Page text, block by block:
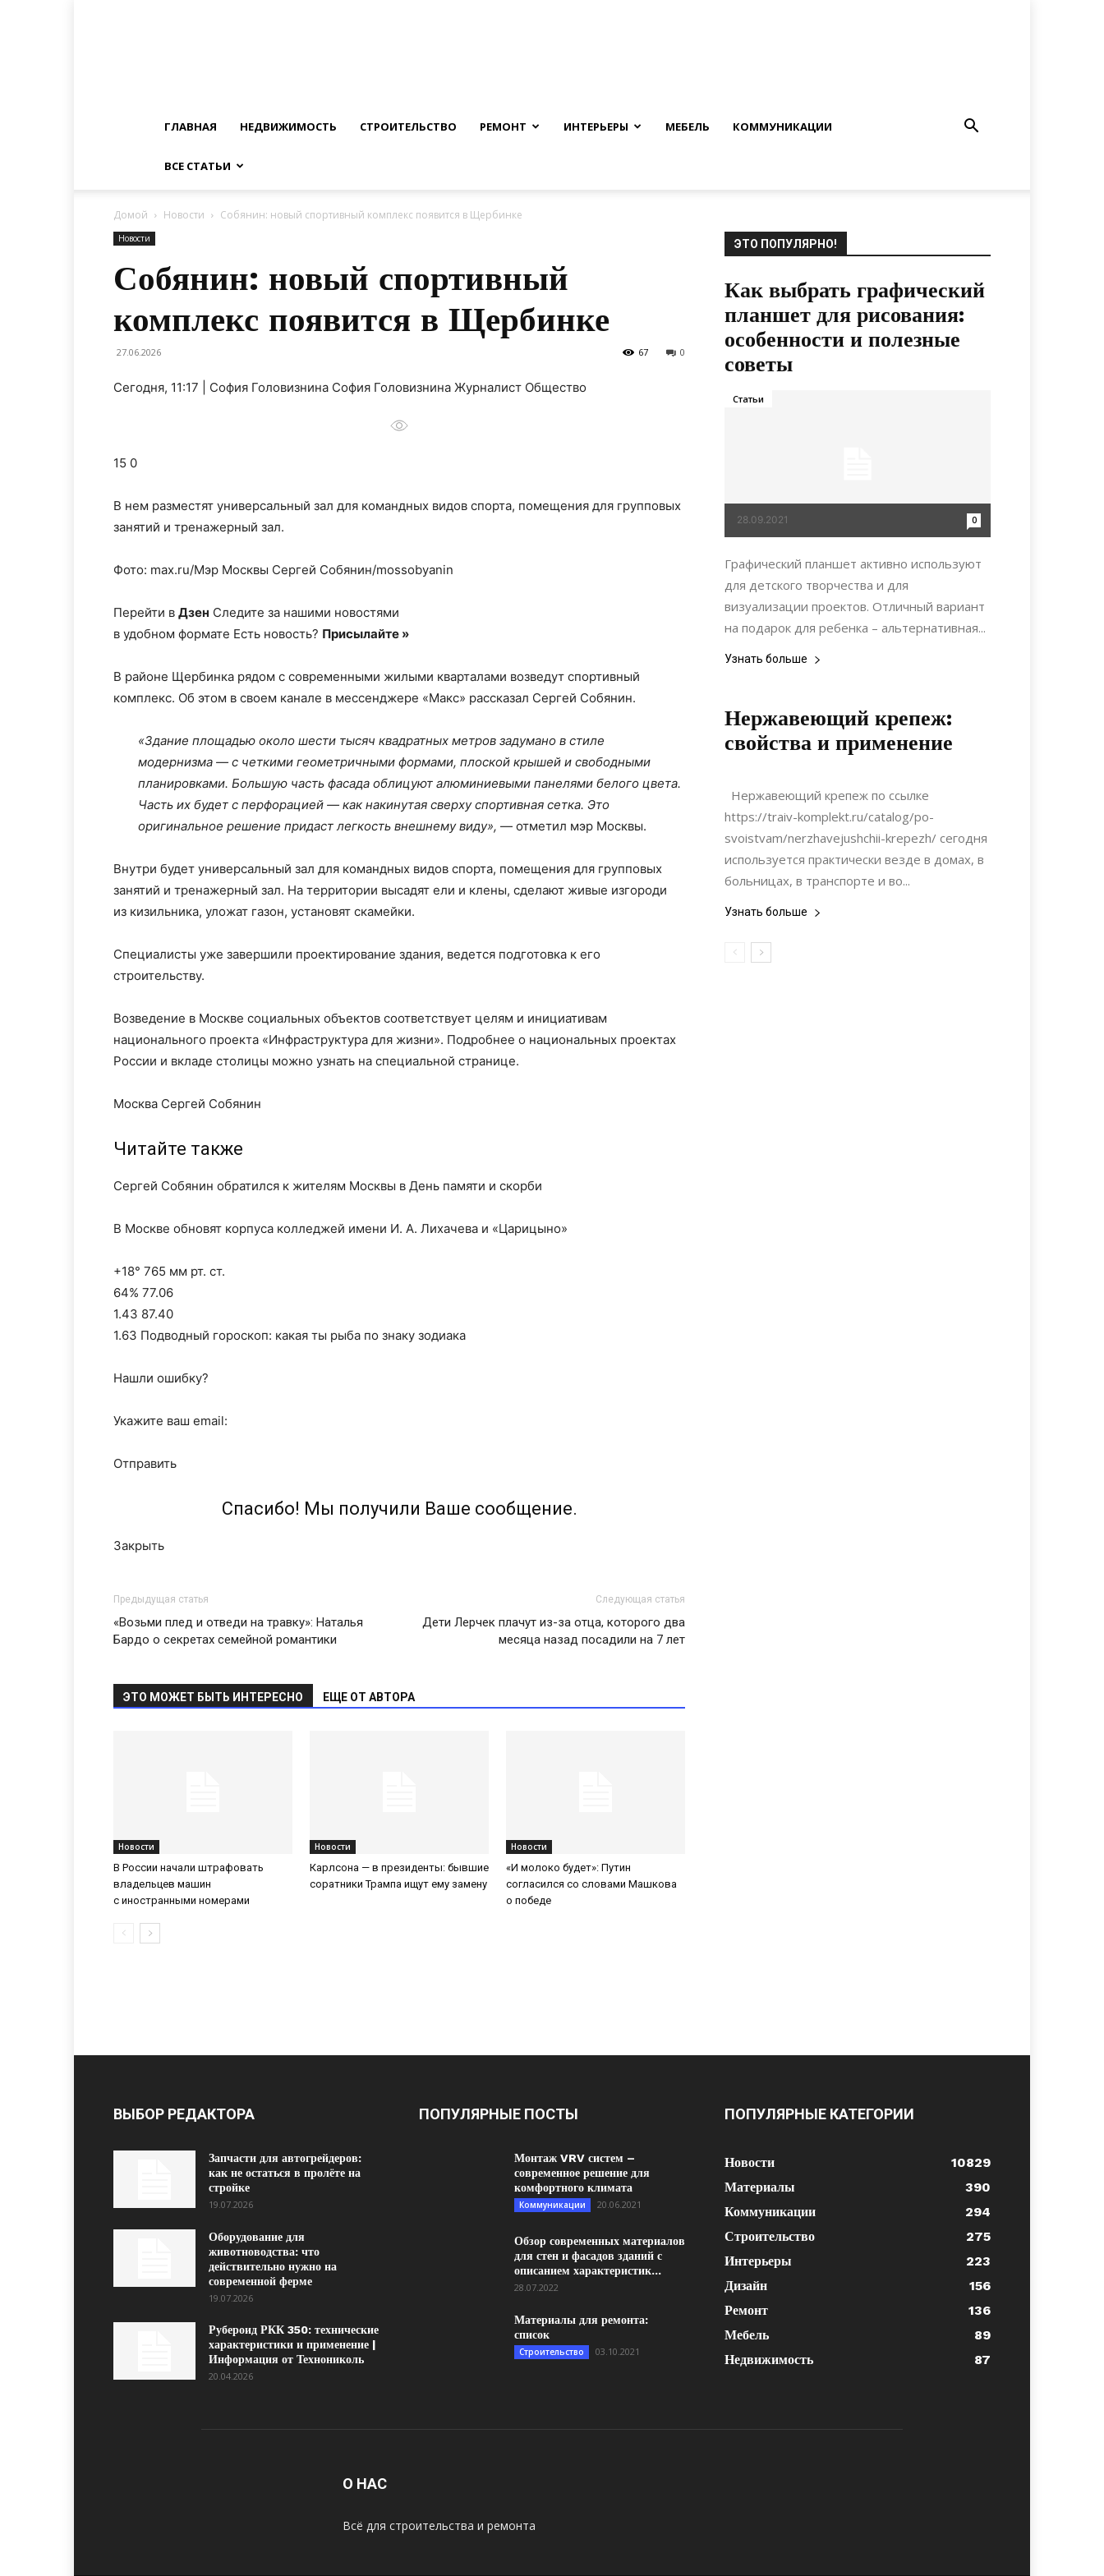
ГЛАВНАЯ НЕДВИЖИМОСТЬ СТРОИТЕЛЬСТВО РЕМОНТ ИНТЕРЬЕРЫ МЕБЕЛЬ КОММУНИКАЦИИ
ВСЕ СТАТЬИ
Домой Новости Собянин: новый спортивный комплекс появится в Щербинке
Новости
Собянин: новый спортивный
комплекс появится в Щербинке
27.06.2026 0
67
Сегодня, 11:17 | София Головизнина София Головизнина Журналист Общество
15 0
В нем разместят универсальный зал для командных видов спорта, помещения для групповых
занятий и тренажерный зал.
Фото: max.ru/Мэр Москвы Сергей Собянин/mossobyanin
Перейти в Дзен Следите за нашими новостями
в удобном формате Есть новость? Присылайте »
В районе Щербинка рядом с современными жилыми кварталами возведут спортивный
комплекс. Об этом в своем канале в мессенджере «Макс» рассказал Сергей Собянин.
«Здание площадью около шести тысяч квадратных метров задумано в стиле
модернизма — с четкими геометричными формами, плоской крышей и свободными
планировками. Большую часть фасада облицуют алюминиевыми панелями белого цвета.
Часть их будет с перфорацией — как накинутая сверху спортивная сетка. Это
оригинальное решение придаст легкость внешнему виду», — отметил мэр Москвы.
Внутри будет универсальный зал для командных видов спорта, помещения для групповых
занятий и тренажерный зал. На территории высадят ели и клены, сделают живые изгороди
из кизильника, уложат газон, установят скамейки.
Специалисты уже завершили проектирование здания, ведется подготовка к его
строительству.
Возведение в Москве социальных объектов соответствует целям и инициативам
национального проекта «Инфраструктура для жизни». Подробнее о национальных проектах
России и вкладе столицы можно узнать на специальной странице.
Москва Сергей Собянин
Читайте также
Сергей Собянин обратился к жителям Москвы в День памяти и скорби
В Москве обновят корпуса колледжей имени И. А. Лихачева и «Царицыно»
+18° 765 мм рт. ст.
64% 77.06
1.43 87.40
1.63 Подводный гороскоп: какая ты рыба по знаку зодиака
Нашли ошибку?
Укажите ваш email:
Отправить
Спасибо! Мы получили Ваше сообщение.
Закрыть
Предыдущая статья
«Возьми плед и отведи на травку»: Наталья
Бардо о секретах семейной романтики
Следующая статья
Дети Лерчек плачут из-за отца, которого два
месяца назад посадили на 7 лет
ЭТО МОЖЕТ БЫТЬ ИНТЕРЕСНО ЕЩЕ ОТ АВТОРА
Новости
В России начали штрафовать
владельцев машин
с иностранными номерами
Новости
Карлсона — в президенты: бывшие
соратники Трампа ищут ему замену
Новости
«И молоко будет»: Путин
согласился со словами Машкова
о победе
ЭТО ПОПУЛЯРНО!
Как выбрать графический
планшет для рисования:
особенности и полезные
советы
28.09.2021 0
Статьи
Графический планшет активно используют
для детского творчества и для
визуализации проектов. Отличный вариант
на подарок для ребенка – альтернативная...
Узнать больше
Нержавеющий крепеж:
свойства и применение
04.06.2020
Нержавеющий крепеж по ссылке
https://traiv-komplekt.ru/catalog/po-
svoistvam/nerzhavejushchii-krepezh/ сегодня
используется практически везде в домах, в
больницах, в транспорте и во...
Узнать больше
ВЫБОР РЕДАКТОРА
Запчасти для автогрейдеров:
как не остаться в пролёте на
стройке
19.07.2026
Оборудование для
животноводства: что
действительно нужно на
современной ферме
19.07.2026
Рубероид РКК 350: технические
характеристики и применение |
Информация от Технониколь
20.04.2026
ПОПУЛЯРНЫЕ ПОСТЫ
Монтаж VRV систем –
современное решение для
комфортного климата
Коммуникации 20.06.2021
Обзор современных материалов
для стен и фасадов зданий с
описанием характеристик...
28.07.2022
Материалы для ремонта:
список
Строительство 03.10.2021
ПОПУЛЯРНЫЕ КАТЕГОРИИ
Новости
10829
Материалы
390
Коммуникации
294
Строительство
275
Интерьеры
223
Дизайн
156
Ремонт
136
Мебель
89
Недвижимость
87
О НАС
Всё для строительства и ремонта